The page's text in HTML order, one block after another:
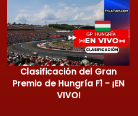
Clasificación del Gran
Premio de Hungría F1 - ¡EN
VIVO!